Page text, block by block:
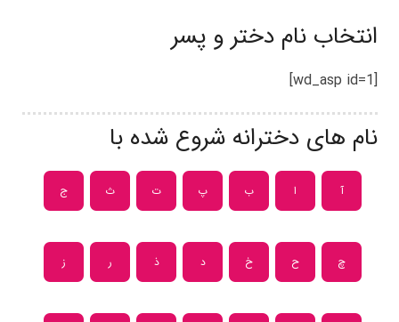
انتخاب نام دختر و پسر
[wd_asp id=1]
نام های دخترانه شروع شده با
آ ا ب پ ت ث ج
چ ح خ د ذ ر ز